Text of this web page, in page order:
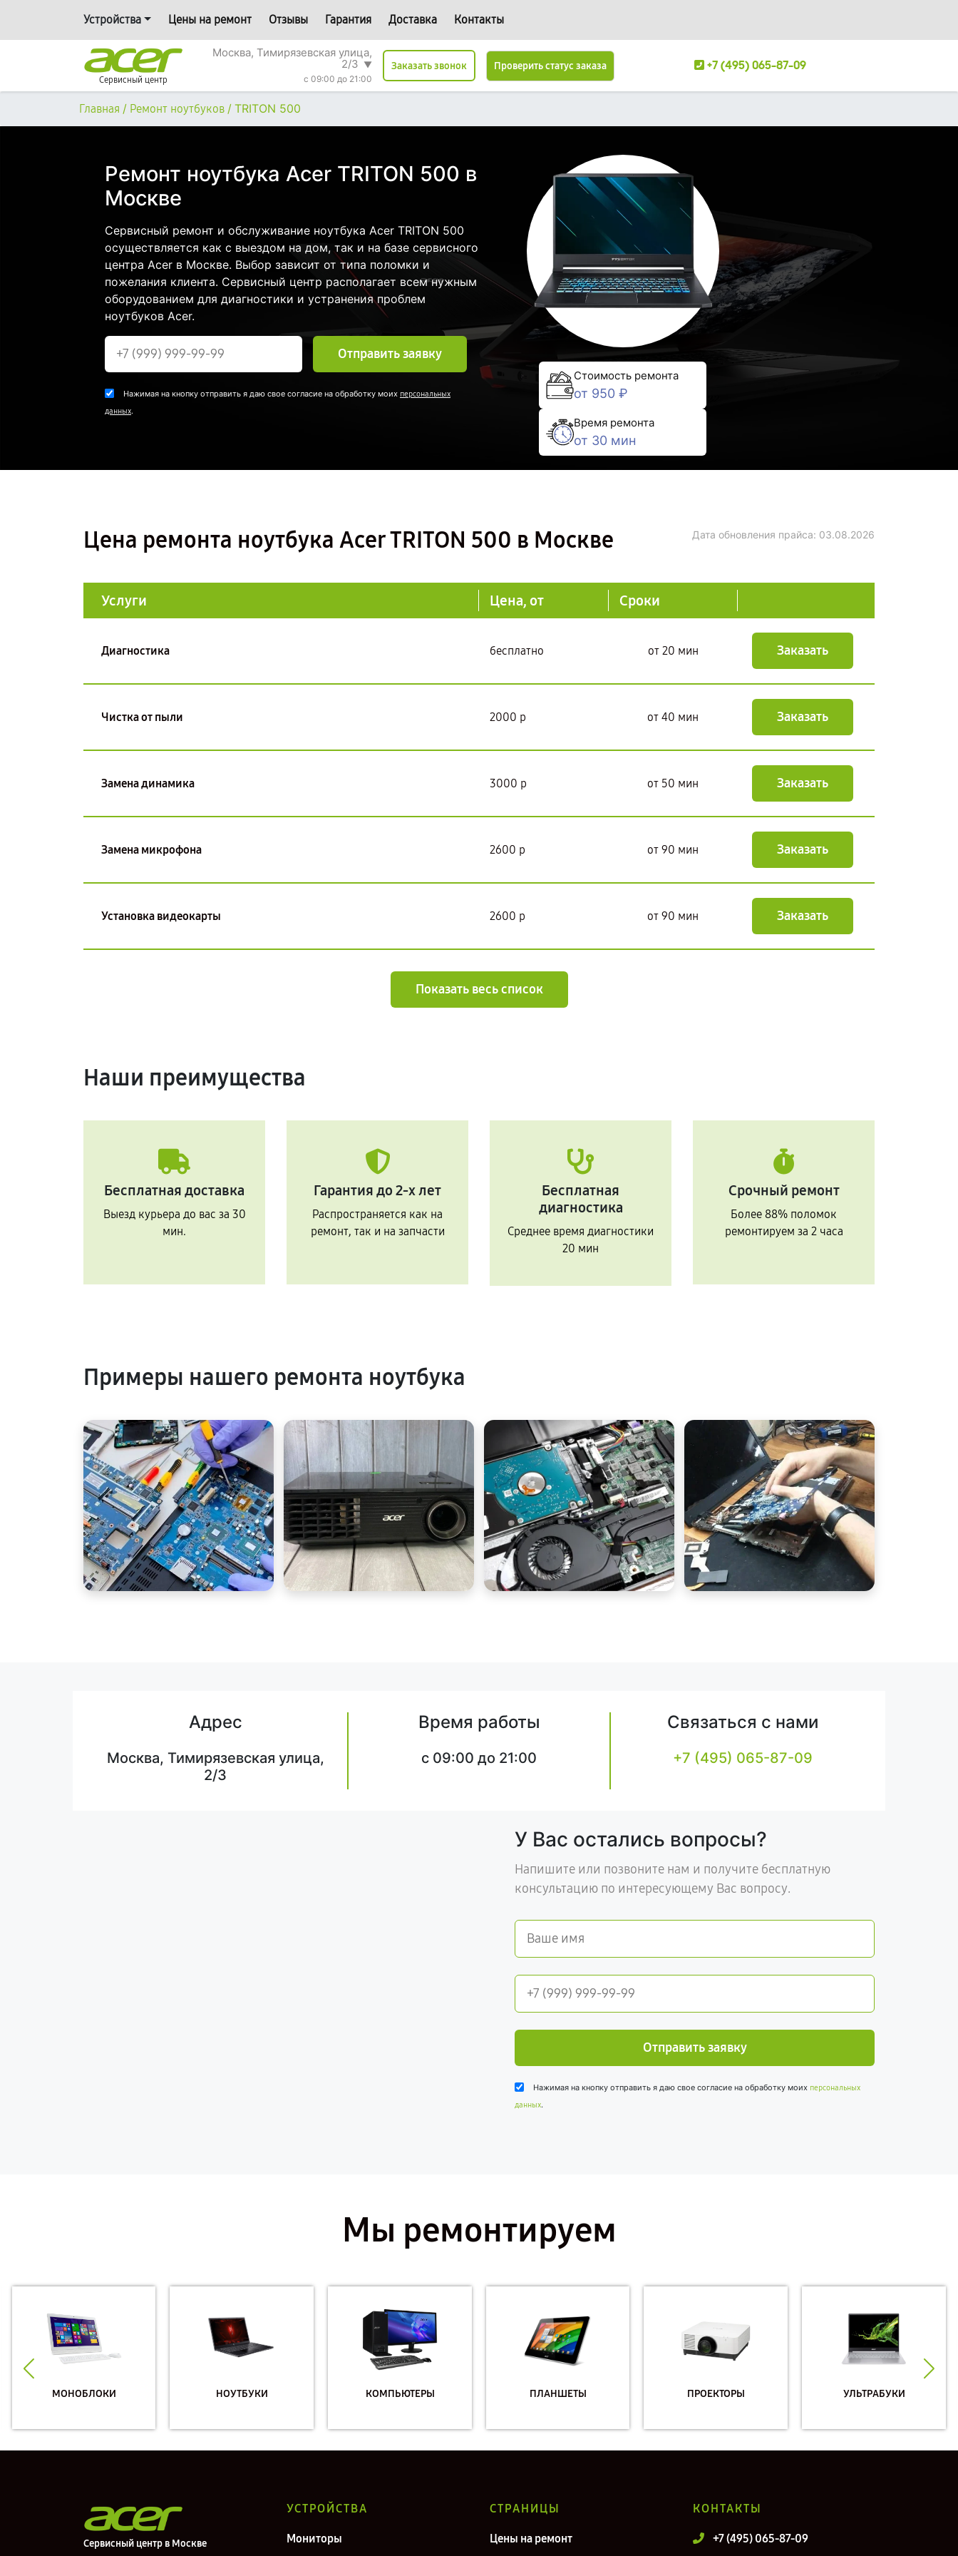
Устройства Цены на ремонт Отзывы Гарантия Доставка Контакты
Сервисный центр
Москва, Тимирязевская улица,
2/3 ▼
c 09:00 до 21:00
Заказать звонок Проверить статус заказа +7 (495) 065-87-09
Главная / Ремонт ноутбуков / TRITON 500
Ремонт ноутбука Acer TRITON 500 в
Москве
Сервисный ремонт и обслуживание ноутбука Acer TRITON 500
осуществляется как с выездом на дом, так и на базе сервисного
центра Acer в Москве. Выбор зависит от типа поломки и
пожелания клиента. Сервисный центр располагает всем нужным
оборудованием для диагностики и устранения проблем
ноутбуков Acer.
Отправить заявку
Нажимая на кнопку отправить я даю свое согласие на обработку моих персональных
данных.
Стоимость ремонта
от 950 ₽
Время ремонта
от 30 мин
Цена ремонта ноутбука Acer TRITON 500 в Москве Дата обновления прайса: 03.08.2026
Услуги Цена, от Сроки
Диагностика бесплатно от 20 мин Заказать
Чистка от пыли 2000 р от 40 мин Заказать
Замена динамика 3000 р от 50 мин Заказать
Замена микрофона 2600 р от 90 мин Заказать
Установка видеокарты 2600 р от 90 мин Заказать
Показать весь список
Наши преимущества
Бесплатная доставка
Выезд курьера до вас за 30
мин.
Гарантия до 2-х лет
Распространяется как на
ремонт, так и на запчасти
Бесплатная
диагностика
Среднее время диагностики
20 мин
Срочный ремонт
Более 88% поломок
ремонтируем за 2 часа
Примеры нашего ремонта ноутбука
Адрес
Москва, Тимирязевская улица,
2/3
Время работы
c 09:00 до 21:00
Связаться с нами
+7 (495) 065-87-09
У Вас остались вопросы?
Напишите или позвоните нам и получите бесплатную
консультацию по интересующему Вас вопросу.
Отправить заявку
Нажимая на кнопку отправить я даю свое согласие на обработку моих персональных
данных.
Мы ремонтируем
МОНОБЛОКИ НОУТБУКИ КОМПЬЮТЕРЫ ПЛАНШЕТЫ ПРОЕКТОРЫ УЛЬТРАБУКИ
Сервисный центр в Москве
УСТРОЙСТВА
Мониторы
СТРАНИЦЫ
Цены на ремонт
КОНТАКТЫ
+7 (495) 065-87-09